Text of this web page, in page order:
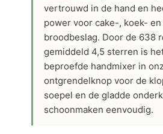
vertrouwd in de hand en
power voor cake-, koek-
broodbeslag. Door de 638
gemiddeld 4,5 sterren is
beproefde handmixer in
ontgrendelknop voor de
soepel en de gladde
schoonmaken eenvoudig.